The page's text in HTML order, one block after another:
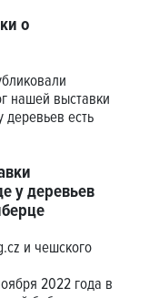
о
нашей выставки
деревьев есть
у деревьев
и чешского
2022 года в